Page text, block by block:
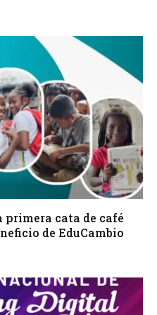
cata de café
de EduCambio